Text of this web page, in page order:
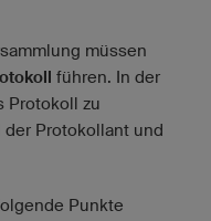
müssen
führen. In der
Protokoll zu
Protokollant und
Punkte